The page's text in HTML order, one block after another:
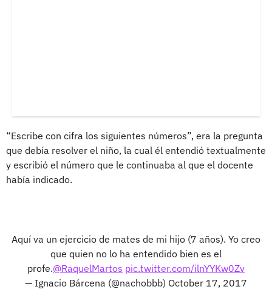
“Escribe con cifra los siguientes números”, era la pregunta
que debía resolver el niño, la cual él entendió textualmente
y escribió el número que le continuaba al que el docente
había indicado.
Aquí va un ejercicio de mates de mi hijo (7 años). Yo creo
que quien no lo ha entendido bien es el
profe.@RaquelMartos pic.twitter.com/ilnYYKw0Zv
— Ignacio Bárcena (@nachobbb) October 17, 2017